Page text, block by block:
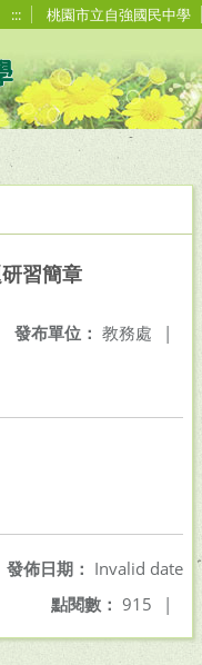
::: 桃園市立自強國民中學
習簡章
發布單位： 教務處 |
發佈日期： Invalid date
點閱數： 915 |